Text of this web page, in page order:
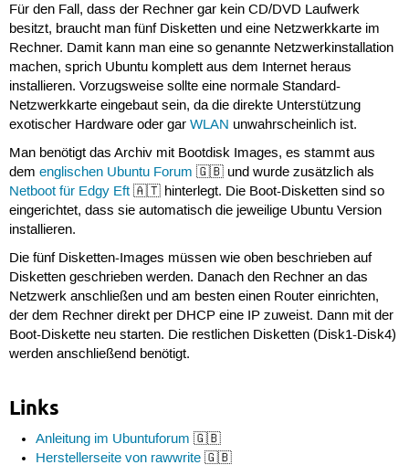
Für den Fall, dass der Rechner gar kein CD/DVD Laufwerk
besitzt, braucht man fünf Disketten und eine Netzwerkkarte im
Rechner. Damit kann man eine so genannte Netzwerkinstallation
machen, sprich Ubuntu komplett aus dem Internet heraus
installieren. Vorzugsweise sollte eine normale Standard-
Netzwerkkarte eingebaut sein, da die direkte Unterstützung
exotischer Hardware oder gar WLAN unwahrscheinlich ist.
Man benötigt das Archiv mit Bootdisk Images, es stammt aus
dem englischen Ubuntu Forum 🇬🇧 und wurde zusätzlich als
Netboot für Edgy Eft🇦🇹 hinterlegt. Die Boot-Disketten sind so
eingerichtet, dass sie automatisch die jeweilige Ubuntu Version
installieren.
Die fünf Disketten-Images müssen wie oben beschrieben auf
Disketten geschrieben werden. Danach den Rechner an das
Netzwerk anschließen und am besten einen Router einrichten,
der dem Rechner direkt per DHCP eine IP zuweist. Dann mit der
Boot-Diskette neu starten. Die restlichen Disketten (Disk1-Disk4)
werden anschließend benötigt.
Links
Anleitung im Ubuntuforum 🇬🇧
Herstellerseite von rawwrite 🇬🇧